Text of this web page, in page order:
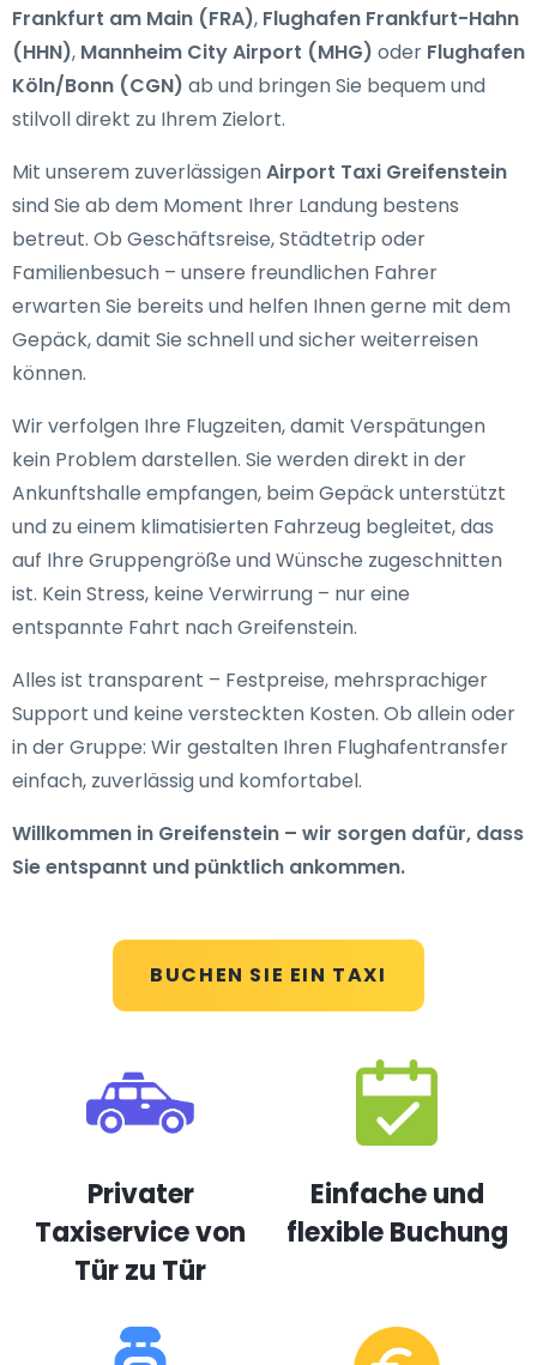
BUCHEN SIE EIN TAXI
Frankfurt am Main (FRA), Flughafen Frankfurt-Hahn
(HHN), Mannheim City Airport (MHG) oder Flughafen
Köln/Bonn (CGN) ab und bringen Sie bequem und
stilvoll direkt zu Ihrem Zielort.
Mit unserem zuverlässigenAirport Taxi Greifenstein
sind Sie ab dem Moment Ihrer Landung bestens
betreut. Ob Geschäftsreise, Städtetrip oder
Familienbesuch – unsere freundlichen Fahrer
erwarten Sie bereits und helfen Ihnen gerne mit dem
Gepäck, damit Sie schnell und sicher weiterreisen
können.
Wir verfolgen Ihre Flugzeiten, damit Verspätungen
kein Problem darstellen. Sie werden direkt in der
Ankunftshalle empfangen, beim Gepäck unterstützt
und zu einem klimatisierten Fahrzeug begleitet, das
auf Ihre Gruppengröße und Wünsche zugeschnitten
ist. Kein Stress, keine Verwirrung – nur eine
entspannte Fahrt nach Greifenstein.
Alles ist transparent – Festpreise, mehrsprachiger
Support und keine versteckten Kosten. Ob allein oder
in der Gruppe: Wir gestalten Ihren Flughafentransfer
einfach, zuverlässig und komfortabel.
Willkommen in Greifenstein – wir sorgen dafür, dass
Sie entspannt und pünktlich ankommen.
Privater
Taxiservice von
Tür zu Tür
Einfache und
flexible Buchung